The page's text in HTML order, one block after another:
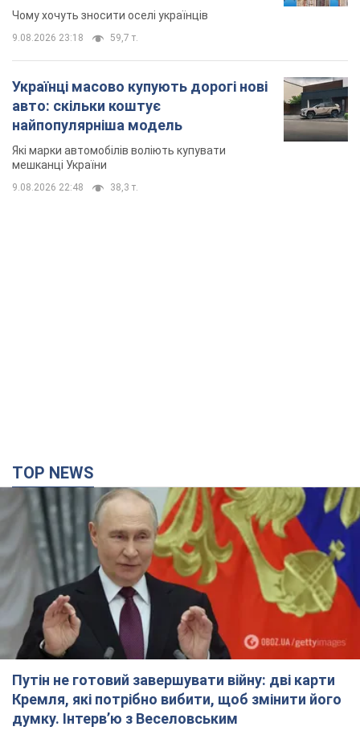
знесення будинків
Чому хочуть зносити оселі українців
9.08.2026 23:18 59,7 т.
Українці масово купують дорогі нові
авто: скільки коштує
найпопулярніша модель
Які марки автомобілів воліють купувати
мешканці України
9.08.2026 22:48 38,3 т.
TOP NEWS
Путін не готовий завершувати війну: дві карти
Кремля, які потрібно вибити, щоб змінити його
думку. Інтерв’ю з Веселовським